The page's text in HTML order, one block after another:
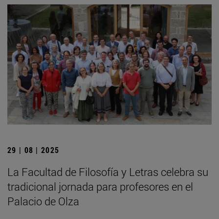
29 | 08 | 2025
La Facultad de Filosofía y Letras celebra su
tradicional jornada para profesores en el
Palacio de Olza